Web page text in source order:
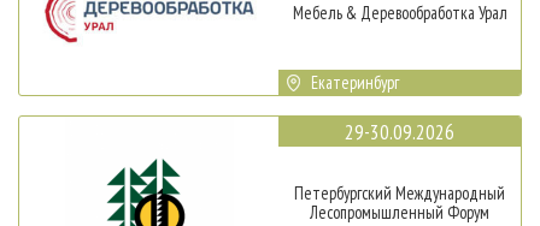
Мебель & Деревообработка Урал
Екатеринбург
29-30.09.2026
Петербургский Международный
Лесопромышленный Форум